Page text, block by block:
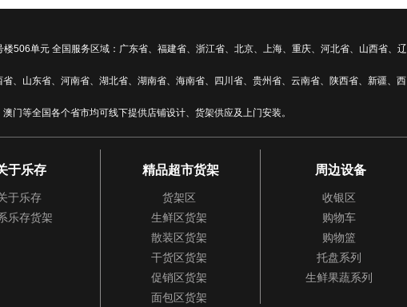
506单元 全国服务区域：广东省、福建省、浙江省、北京、上海、重庆、河北省、山西省、辽
、山东省、河南省、湖北省、湖南省、海南省、四川省、贵州省、云南省、陕西省、新疆、西
门等全国各个省市均可线下提供店铺设计、货架供应及上门安装。
于乐存
于乐存
乐存货架
精品超市货架
货架区
生鲜区货架
散装区货架
干货区货架
促销区货架
面包区货架
周边设备
收银区
购物车
购物篮
托盘系列
生鲜果蔬系列